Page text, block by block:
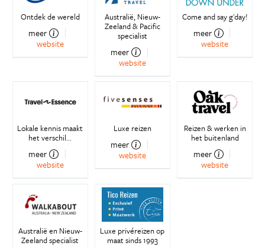
Ontdek de wereld
meer
website
Australië, Nieuw-
Zeeland & Pacific
specialist
meer
website
Come and say g'day!
meer
website
Lokale kennis maakt
het verschil...
meer
website
Luxe reizen
meer
website
Reizen & werken in
het buitenland
meer
website
Australië en Nieuw-
Zeeland specialist
Luxe privéreizen op
maat sinds 1993